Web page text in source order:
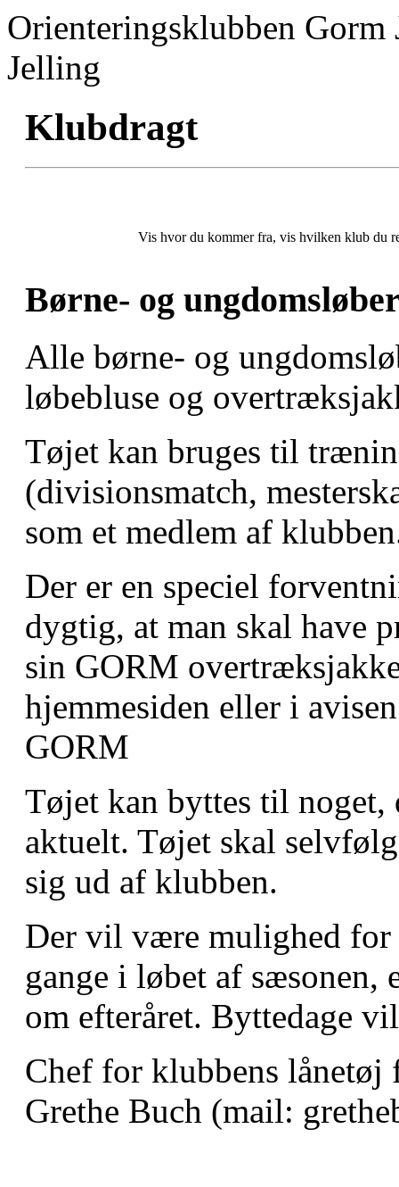
Orienteringsklubben
Jelling
Klubdragt
Vis hvor du kommer fra, vis hvilken klub du
Børne- og
Alle børne- og
løbebluse og
Tøjet kan bruges til
(divisionsmatch,
som et medlem af
Der er en speciel
dygtig, at man skal have
sin GORM
hjemmesiden eller i
GORM
Tøjet kan byttes til noget,
aktuelt. Tøjet skal
sig ud af klubben.
Der vil være mulighed for
gange i løbet af sæsonen,
om efteråret. Byttedage
Chef for klubbens lånetøj
Grethe Buch (mail: